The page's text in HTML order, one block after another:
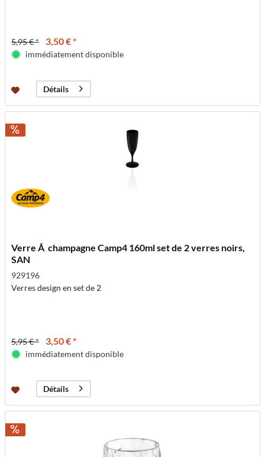
5,95 € * 3,50 € *
immédiatement disponible
Détails
Verre Ã champagne Camp4 160ml set de 2 verres noirs,
SAN
929196
Verres design en set de 2
5,95 € * 3,50 € *
immédiatement disponible
Détails